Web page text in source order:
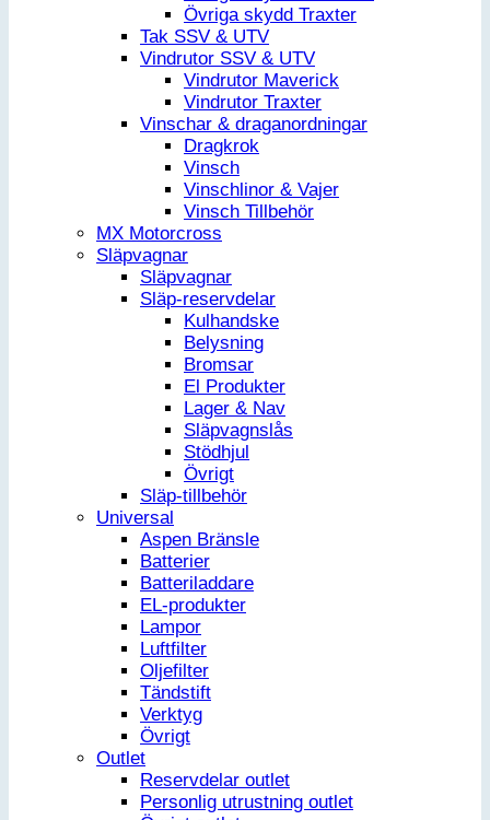
Övriga skydd Traxter
Tak SSV & UTV
Vindrutor SSV & UTV
Vindrutor Maverick
Vindrutor Traxter
Vinschar & draganordningar
Dragkrok
Vinsch
Vinschlinor & Vajer
Vinsch Tillbehör
MX Motorcross
Släpvagnar
Släpvagnar
Släp-reservdelar
Kulhandske
Belysning
Bromsar
El Produkter
Lager & Nav
Släpvagnslås
Stödhjul
Övrigt
Släp-tillbehör
Universal
Aspen Bränsle
Batterier
Batteriladdare
EL-produkter
Lampor
Luftfilter
Oljefilter
Tändstift
Verktyg
Övrigt
Outlet
Reservdelar outlet
Personlig utrustning outlet